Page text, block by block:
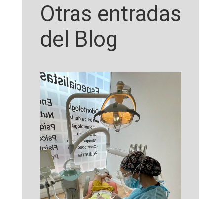
Otras entradas
del Blog